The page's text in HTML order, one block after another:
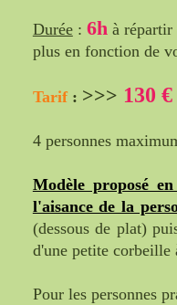
Durée: 6h à répartir
plus en fonction de
Tarif: >>> 130 €
4 personnes
Modèle proposé
l'aisance de la
(dessous de plat)
d'une petite corbeille
Pour les personnes